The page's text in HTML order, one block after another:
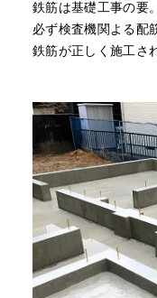
鉄筋は基礎工事の要
必ず検査機関よる配
鉄筋が正しく施工さ